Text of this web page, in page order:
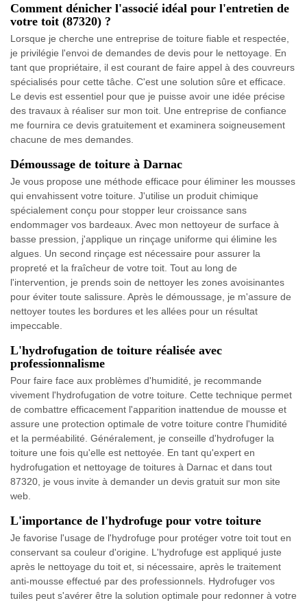
Comment dénicher l'associé idéal pour l'entretien de
votre toit (87320) ?
Lorsque je cherche une entreprise de toiture fiable et respectée,
je privilégie l'envoi de demandes de devis pour le nettoyage. En
tant que propriétaire, il est courant de faire appel à des couvreurs
spécialisés pour cette tâche. C'est une solution sûre et efficace.
Le devis est essentiel pour que je puisse avoir une idée précise
des travaux à réaliser sur mon toit. Une entreprise de confiance
me fournira ce devis gratuitement et examinera soigneusement
chacune de mes demandes.
Démoussage de toiture à Darnac
Je vous propose une méthode efficace pour éliminer les mousses
qui envahissent votre toiture. J'utilise un produit chimique
spécialement conçu pour stopper leur croissance sans
endommager vos bardeaux. Avec mon nettoyeur de surface à
basse pression, j'applique un rinçage uniforme qui élimine les
algues. Un second rinçage est nécessaire pour assurer la
propreté et la fraîcheur de votre toit. Tout au long de
l'intervention, je prends soin de nettoyer les zones avoisinantes
pour éviter toute salissure. Après le démoussage, je m'assure de
nettoyer toutes les bordures et les allées pour un résultat
impeccable.
L'hydrofugation de toiture réalisée avec
professionnalisme
Pour faire face aux problèmes d'humidité, je recommande
vivement l'hydrofugation de votre toiture. Cette technique permet
de combattre efficacement l'apparition inattendue de mousse et
assure une protection optimale de votre toiture contre l'humidité
et la perméabilité. Généralement, je conseille d'hydrofuger la
toiture une fois qu'elle est nettoyée. En tant qu'expert en
hydrofugation et nettoyage de toitures à Darnac et dans tout
87320, je vous invite à demander un devis gratuit sur mon site
web.
L'importance de l'hydrofuge pour votre toiture
Je favorise l'usage de l'hydrofuge pour protéger votre toit tout en
conservant sa couleur d'origine. L'hydrofuge est appliqué juste
après le nettoyage du toit et, si nécessaire, après le traitement
anti-mousse effectué par des professionnels. Hydrofuger vos
tuiles peut s'avérer être la solution optimale pour redonner à votre